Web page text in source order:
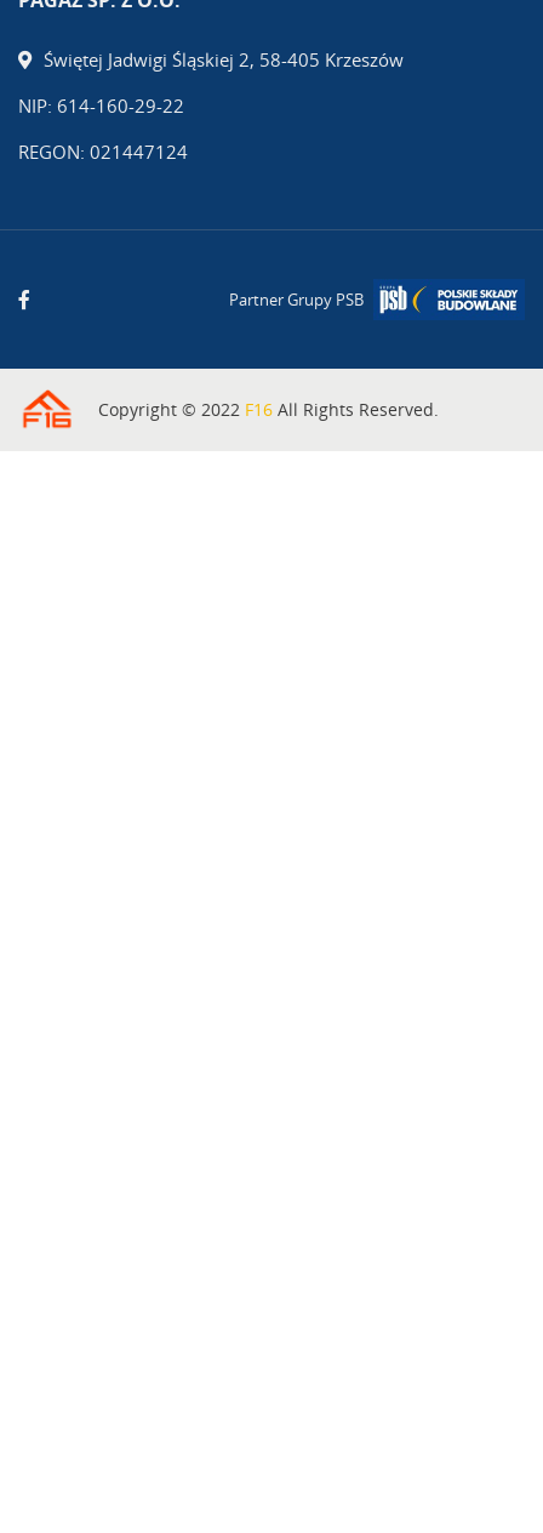
Świętej Jadwigi Śląskiej 2, 58-405 Krzeszów
NIP: 614-160-29-22
REGON: 021447124
Partner Grupy PSB
Copyright © 2022 F16 All Rights Reserved.